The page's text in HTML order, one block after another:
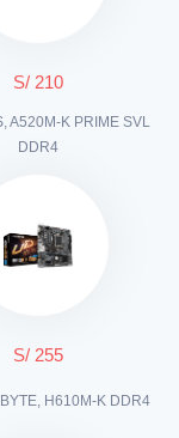
S/ 210
A520M-K PRIME SVL
DDR4
S/ 255
H610M-K DDR4